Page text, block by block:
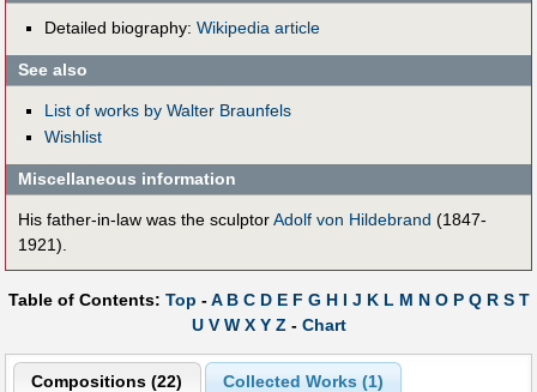
Detailed biography: Wikipedia article
See also
List of works by Walter Braunfels
Wishlist
Miscellaneous information
His father-in-law was the sculptorAdolf von Hildebrand (1847-
1921).
Table of Contents: Top -A B C D E F G H I J K L M N O P Q R S T
U V W X Y Z- Chart
Compositions (22) Collected Works (1)